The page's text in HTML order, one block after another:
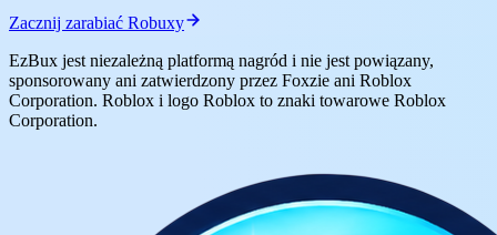
Zacznij zarabiać Robuxy
EzBux jest niezależną platformą nagród i nie jest powiązany,
sponsorowany ani zatwierdzony przez Foxzie ani Roblox
Corporation. Roblox i logo Roblox to znaki towarowe Roblox
Corporation.